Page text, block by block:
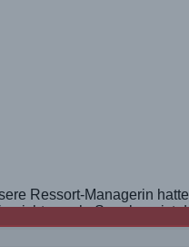
Ressort-Managerin
nichts nach. Songkran